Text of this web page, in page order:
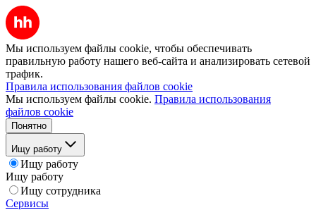
Мы используем файлы cookie, чтобы обеспечивать
правильную работу нашего веб-сайта и анализировать сетевой
трафик.
Правила использования файлов cookie
Мы используем файлы cookie. Правила использования
файлов cookie
Понятно
Ищу работу
Ищу работу
Ищу работу
Ищу сотрудника
Сервисы